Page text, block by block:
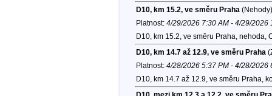
D10, km 15.2, ve směru Praha (Nehody)
Platnost: 4/29/2026 7:30 AM - 4/29/2026
D10, km 15.2, ve směru Praha, nehoda,
D10, km 14.7 až 12.9, ve směru Praha
Platnost: 4/28/2026 5:37 PM - 4/28/2026
D10, km 14.7 až 12.9, ve směru Praha,